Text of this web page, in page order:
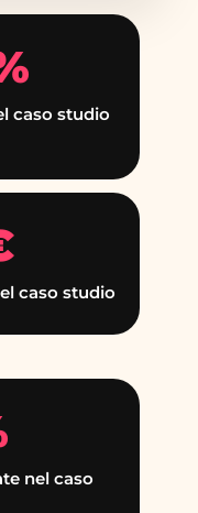
caso studio
caso studio
nel caso